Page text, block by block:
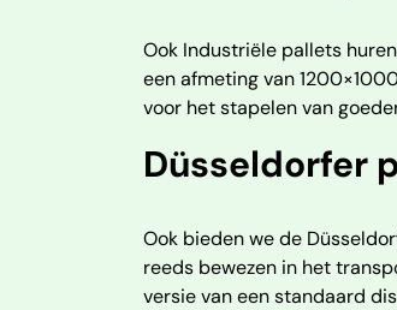
Ook Industriële pallets
een afmeting van
voor het stapelen van
Düsseldorfer
Ook bieden we de
reeds bewezen in het
versie van een standaard